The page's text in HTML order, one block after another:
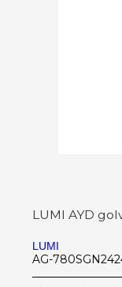
LUMI AYD
LUMI
AG-